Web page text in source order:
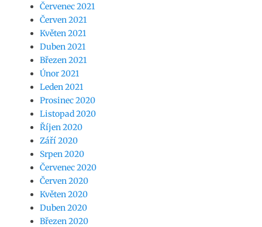
Červenec 2021
Červen 2021
Květen 2021
Duben 2021
Březen 2021
Únor 2021
Leden 2021
Prosinec 2020
Listopad 2020
Říjen 2020
Září 2020
Srpen 2020
Červenec 2020
Červen 2020
Květen 2020
Duben 2020
Březen 2020